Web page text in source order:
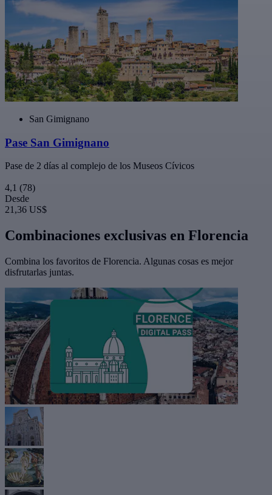
San Gimignano
Pase San Gimignano
Pase de 2 días al complejo de los Museos Cívicos
4,1 (78)
Desde
21,36 US$
Combinaciones exclusivas en Florencia
Combina los favoritos de Florencia. Algunas cosas es mejor
disfrutarlas juntas.